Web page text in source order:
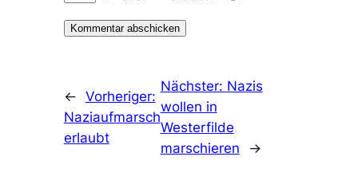
← Vorheriger:
Naziaufmarsch
erlaubt
Nächster: Nazis
wollen in
Westerfilde
marschieren
→